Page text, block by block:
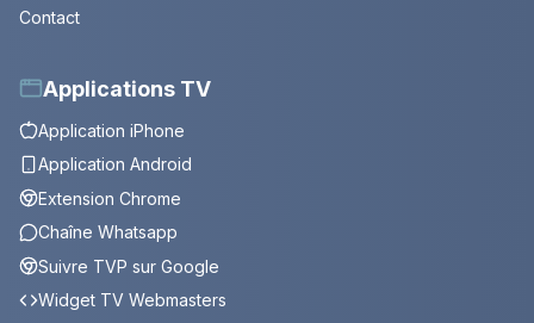
Contact
Applications TV
Application iPhone
Application Android
Extension Chrome
Chaîne Whatsapp
Suivre TVP sur Google
Widget TV Webmasters